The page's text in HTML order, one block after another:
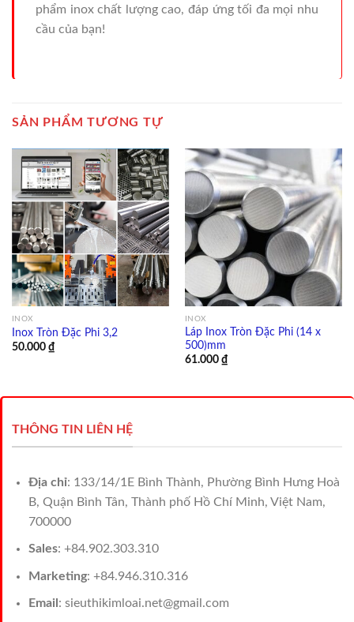
phẩm inox chất lượng cao, đáp ứng tối đa mọi nhu
cầu của bạn!
SẢN PHẨM TƯƠNG TỰ
INOX
Inox Tròn Đặc Phi 3,2
50.000 ₫
INOX
Láp Inox Tròn Đặc Phi (14 x
500)mm
61.000 ₫
THÔNG TIN LIÊN HỆ
Địa chỉ: 133/14/1E Bình Thành, Phường Bình Hưng Hoà
B, Quận Bình Tân, Thành phố Hồ Chí Minh, Việt Nam,
700000
Sales: +84.902.303.310
Marketing: +84.946.310.316
Email : sieuthikimloai.net@gmail.com